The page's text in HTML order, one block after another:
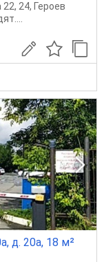
24, Героев
д. 20а, 18 м²